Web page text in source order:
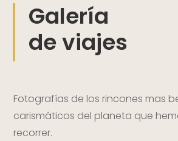
Galería
de viajes
Fotografías de los rincones mas
carismáticos del planeta que
recorrer.